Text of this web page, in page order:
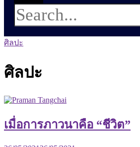
ศิลปะ
ศิลปะ
เมื่อการภาวนาคือ “ชีวิต”